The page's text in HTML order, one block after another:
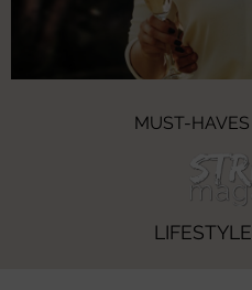
MUST-HAVES
LIFESTYLE